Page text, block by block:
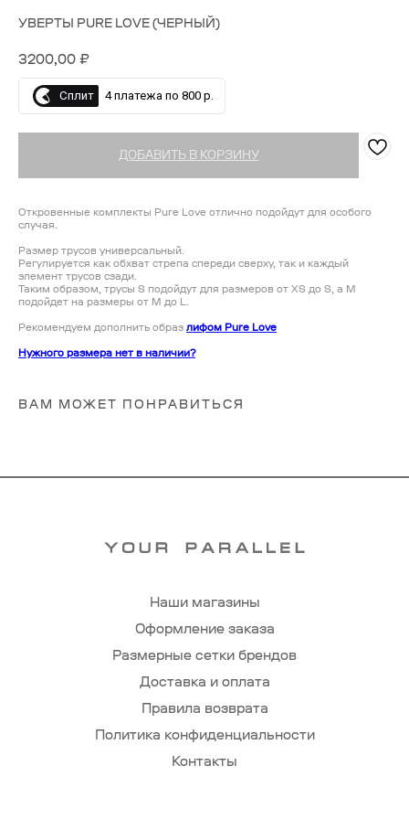
УВЕРТЫ PURE LOVE (ЧЕРНЫЙ)
3200,00 ₽
Сплит 4 платежа по 800 р.
ДОБАВИТЬ В КОРЗИНУ
Откровенные комплекты Pure Love отлично подойдут для особого
случая.
Размер трусов универсальный.
Регулируется как обхват стрепа спереди сверху, так и каждый
элемент трусов сзади.
Таким образом, трусы S подойдут для размеров от XS до S, а M
подойдет на размеры от M до L.
Рекомендуем дополнить образ лифом Pure Love
Нужного размера нет в наличии?
ВАМ МОЖЕТ ПОНРАВИТЬСЯ
Наши магазины
Оформление заказа
Размерные сетки брендов
Доставка и оплата
Правила возврата
Политика конфиденциальности
Контакты